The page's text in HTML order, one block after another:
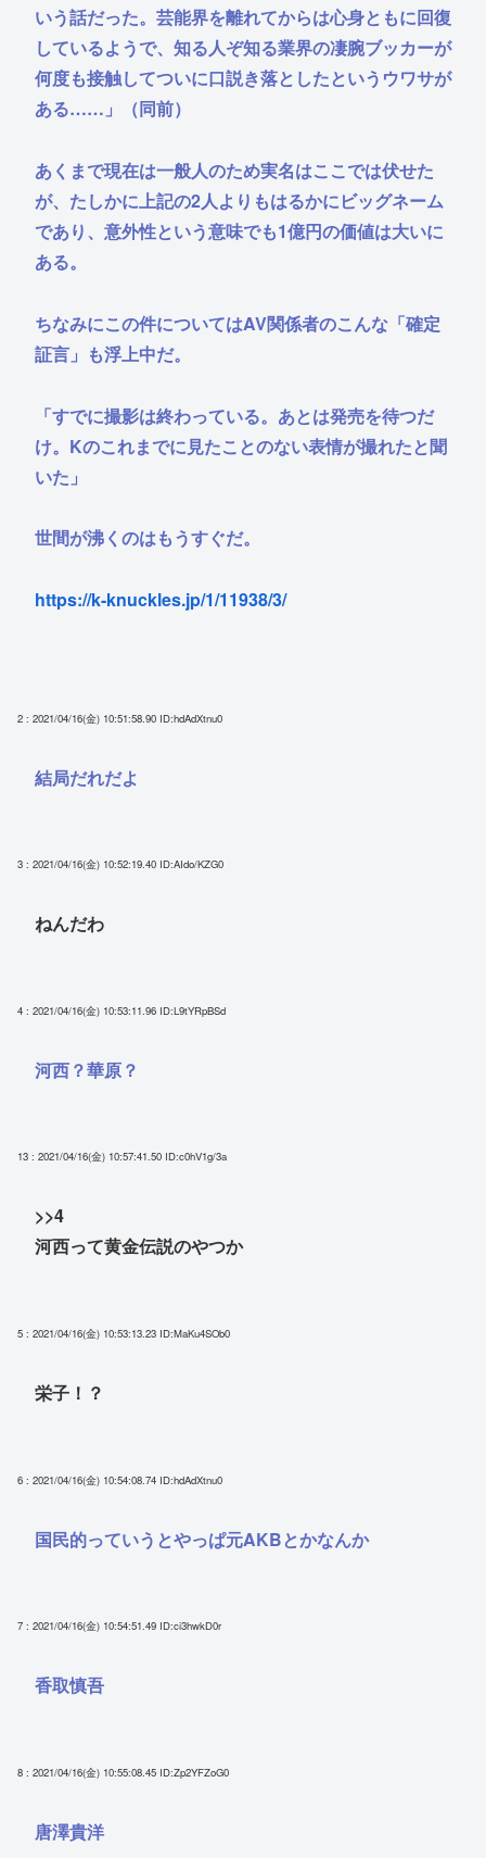
いう話だった。芸能界を離れてからは心身ともに回復
しているようで、知る人ぞ知る業界の凄腕ブッカーが
何度も接触してついに口説き落としたというウワサが
ある……」（同前）
あくまで現在は一般人のため実名はここでは伏せた
が、たしかに上記の2人よりもはるかにビッグネーム
であり、意外性という意味でも1億円の価値は大いに
ある。
ちなみにこの件についてはAV関係者のこんな「確定
証言」も浮上中だ。
「すでに撮影は終わっている。あとは発売を待つだ
け。Kのこれまでに見たことのない表情が撮れたと聞
いた」
世間が沸くのはもうすぐだ。
https://k-knuckles.jp/1/11938/3/
2 : 2021/04/16(金) 10:51:58.90 ID:hdAdXtnu0
結局だれだよ
3 : 2021/04/16(金) 10:52:19.40 ID:AIdo/KZG0
ねんだわ
4 : 2021/04/16(金) 10:53:11.96 ID:L9tYRpBSd
河西？華原？
13 : 2021/04/16(金) 10:57:41.50 ID:c0hV1g/3a
>>4
河西って黄金伝説のやつか
5 : 2021/04/16(金) 10:53:13.23 ID:MaKu4SOb0
栄子！？
6 : 2021/04/16(金) 10:54:08.74 ID:hdAdXtnu0
国民的っていうとやっぱ元AKBとかなんか
7 : 2021/04/16(金) 10:54:51.49 ID:ci3hwkD0r
香取慎吾
8 : 2021/04/16(金) 10:55:08.45 ID:Zp2YFZoG0
唐澤貴洋